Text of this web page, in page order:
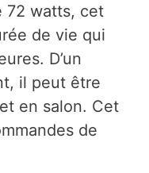
72 watts, cet
de vie qui
D’un
il peut être
en salon. Cet
de